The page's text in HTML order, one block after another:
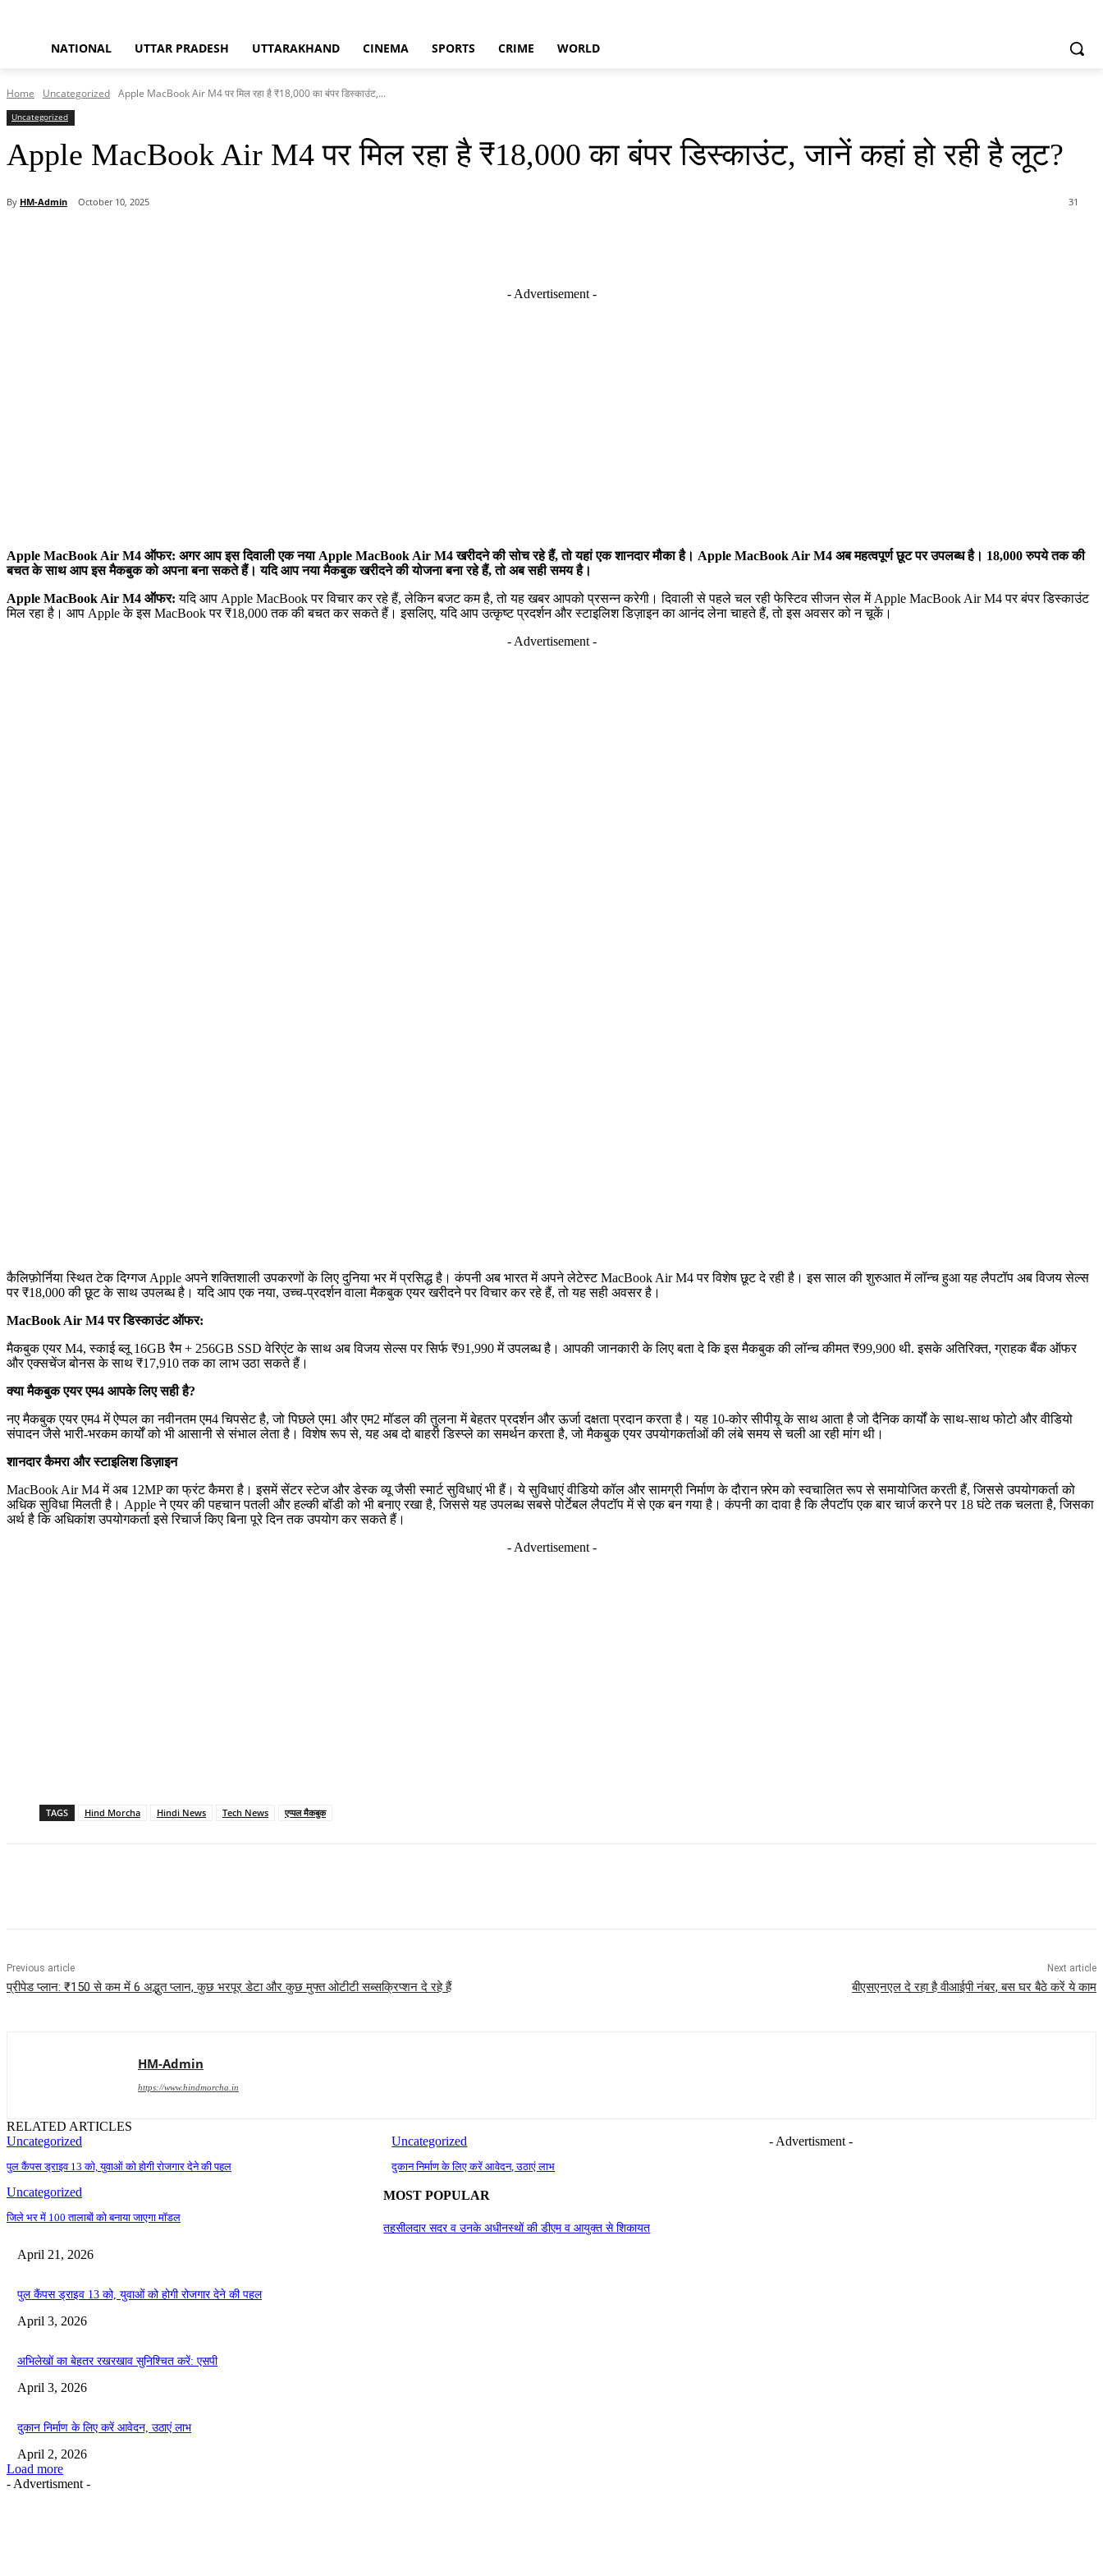
NATIONAL UTTAR PRADESH UTTARAKHAND CINEMA SPORTS CRIME WORLD
Home Uncategorized Apple MacBook Air M4 पर मिल रहा है ₹18,000 का बंपर डिस्काउंट,...
Uncategorized
Apple MacBook Air M4 पर मिल रहा है ₹18,000 का बंपर डिस्काउंट, जानें कहां हो रही है लूट?
By HM-Admin October 10, 2025 31
- Advertisement -
Apple MacBook Air M4 ऑफर: अगर आप इस दिवाली एक नया Apple MacBook Air M4 खरीदने की सोच रहे हैं, तो यहां एक शानदार मौका है। Apple MacBook Air M4 अब महत्वपूर्ण छूट पर उपलब्ध है। 18,000 रुपये तक की
बचत के साथ आप इस मैकबुक को अपना बना सकते हैं। यदि आप नया मैकबुक खरीदने की योजना बना रहे हैं, तो अब सही समय है।
Apple MacBook Air M4 ऑफर: यदि आप Apple MacBook पर विचार कर रहे हैं, लेकिन बजट कम है, तो यह खबर आपको प्रसन्न करेगी। दिवाली से पहले चल रही फेस्टिव सीजन सेल में Apple MacBook Air M4 पर बंपर डिस्काउंट
मिल रहा है। आप Apple के इस MacBook पर ₹18,000 तक की बचत कर सकते हैं। इसलिए, यदि आप उत्कृष्ट प्रदर्शन और स्टाइलिश डिज़ाइन का आनंद लेना चाहते हैं, तो इस अवसर को न चूकें।
- Advertisement -
कैलिफ़ोर्निया स्थित टेक दिग्गज Apple अपने शक्तिशाली उपकरणों के लिए दुनिया भर में प्रसिद्ध है। कंपनी अब भारत में अपने लेटेस्ट MacBook Air M4 पर विशेष छूट दे रही है। इस साल की शुरुआत में लॉन्च हुआ यह लैपटॉप अब विजय सेल्स
पर ₹18,000 की छूट के साथ उपलब्ध है। यदि आप एक नया, उच्च-प्रदर्शन वाला मैकबुक एयर खरीदने पर विचार कर रहे हैं, तो यह सही अवसर है।
MacBook Air M4 पर डिस्काउंट ऑफर:
मैकबुक एयर M4, स्काई ब्लू 16GB रैम + 256GB SSD वेरिएंट के साथ अब विजय सेल्स पर सिर्फ ₹91,990 में उपलब्ध है। आपकी जानकारी के लिए बता दे कि इस मैकबुक की लॉन्च कीमत ₹99,900 थी. इसके अतिरिक्त, ग्राहक बैंक ऑफर
और एक्सचेंज बोनस के साथ ₹17,910 तक का लाभ उठा सकते हैं।
क्या मैकबुक एयर एम4 आपके लिए सही है?
नए मैकबुक एयर एम4 में ऐप्पल का नवीनतम एम4 चिपसेट है, जो पिछले एम1 और एम2 मॉडल की तुलना में बेहतर प्रदर्शन और ऊर्जा दक्षता प्रदान करता है। यह 10-कोर सीपीयू के साथ आता है जो दैनिक कार्यों के साथ-साथ फोटो और वीडियो
संपादन जैसे भारी-भरकम कार्यों को भी आसानी से संभाल लेता है। विशेष रूप से, यह अब दो बाहरी डिस्प्ले का समर्थन करता है, जो मैकबुक एयर उपयोगकर्ताओं की लंबे समय से चली आ रही मांग थी।
शानदार कैमरा और स्टाइलिश डिज़ाइन
MacBook Air M4 में अब 12MP का फ्रंट कैमरा है। इसमें सेंटर स्टेज और डेस्क व्यू जैसी स्मार्ट सुविधाएं भी हैं। ये सुविधाएं वीडियो कॉल और सामग्री निर्माण के दौरान फ़्रेम को स्वचालित रूप से समायोजित करती हैं, जिससे उपयोगकर्ता को
अधिक सुविधा मिलती है। Apple ने एयर की पहचान पतली और हल्की बॉडी को भी बनाए रखा है, जिससे यह उपलब्ध सबसे पोर्टेबल लैपटॉप में से एक बन गया है। कंपनी का दावा है कि लैपटॉप एक बार चार्ज करने पर 18 घंटे तक चलता है, जिसका
अर्थ है कि अधिकांश उपयोगकर्ता इसे रिचार्ज किए बिना पूरे दिन तक उपयोग कर सकते हैं।
- Advertisement -
TAGS Hind Morcha Hindi News Tech News एप्पल मैकबुक
Previous article
प्रीपेड प्लान: ₹150 से कम में 6 अद्भुत प्लान, कुछ भरपूर डेटा और कुछ मुफ्त ओटीटी सब्सक्रिप्शन दे रहे हैं
Next article
बीएसएनएल दे रहा है वीआईपी नंबर, बस घर बैठे करें ये काम
HM-Admin
https://www.hindmorcha.in
RELATED ARTICLES
Uncategorized
पुल कैंपस ड्राइव 13 को, युवाओं को होगी रोजगार देने की पहल
Uncategorized
दुकान निर्माण के लिए करें आवेदन, उठाएं लाभ
Uncategorized
जिले भर में 100 तालाबों को बनाया जाएगा मॉडल
- Advertisment -
MOST POPULAR
तहसीलदार सदर व उनके अधीनस्थों की डीएम व आयुक्त से शिकायत
April 21, 2026
पुल कैंपस ड्राइव 13 को, युवाओं को होगी रोजगार देने की पहल
April 3, 2026
अभिलेखों का बेहतर रखरखाव सुनिश्चित करें: एसपी
April 3, 2026
दुकान निर्माण के लिए करें आवेदन, उठाएं लाभ
April 2, 2026
Load more
- Advertisment -